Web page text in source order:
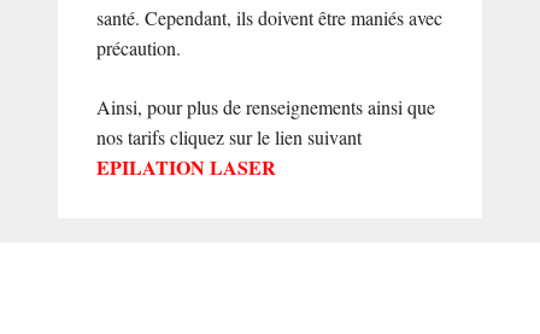
santé. Cependant, ils doivent être maniés avec
précaution.
Ainsi, pour plus de renseignements ainsi que
nos tarifs cliquez sur le lien suivant
EPILATION LASER